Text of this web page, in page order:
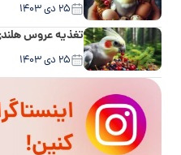
۲۵ دی ۱۴۰۳
تغذیه عروس
۲۵ دی ۱۴۰۳